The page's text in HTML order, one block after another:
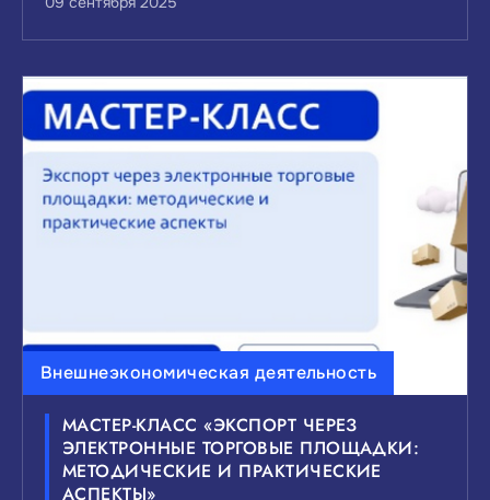
Внешнеэкономическая деятельность
МАСТЕР-КЛАСС «ЭКСПОРТ ЧЕРЕЗ
ЭЛЕКТРОННЫЕ ТОРГОВЫЕ ПЛОЩАДКИ:
МЕТОДИЧЕСКИЕ И ПРАКТИЧЕСКИЕ
АСПЕКТЫ»